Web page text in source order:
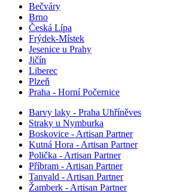
Bečváry
Brno
Česká Lípa
Frýdek-Místek
Jesenice u Prahy
Jičín
Liberec
Plzeň
Praha - Horní Počernice
Barvy laky - Praha Uhříněves
Straky u Nymburka
Boskovice - Artisan Partner
Kutná Hora - Artisan Partner
Polička - Artisan Partner
Příbram - Artisan Partner
Tanvald - Artisan Partner
Žamberk - Artisan Partner